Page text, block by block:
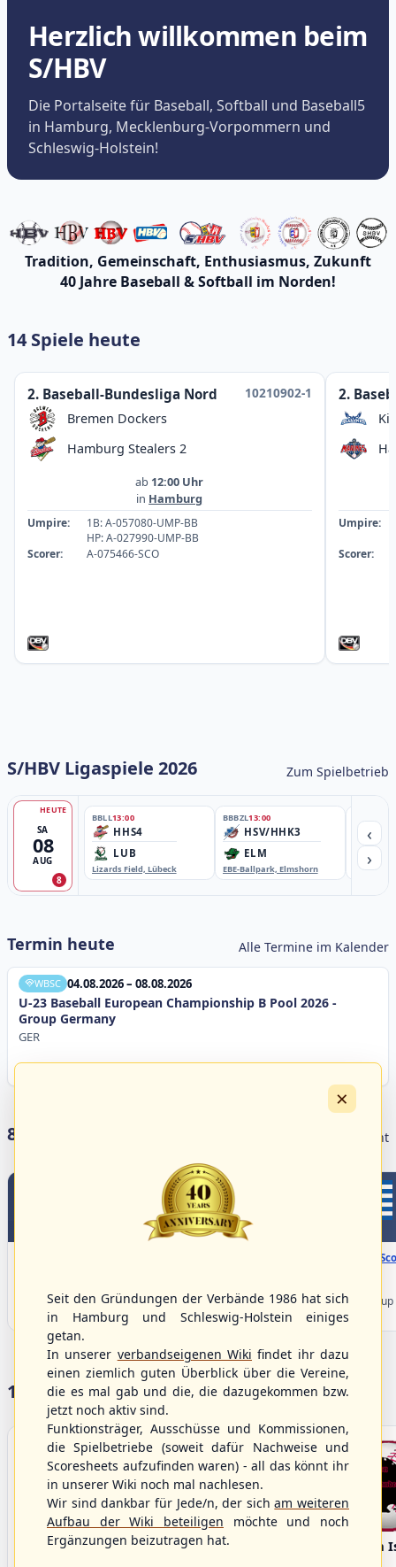
Herzlich willkommen beim
S/HBV
Die Portalseite für Baseball, Softball und Baseball5
in Hamburg, Mecklenburg-Vorpommern und
Schleswig-Holstein!
Tradition, Gemeinschaft, Enthusiasmus, Zukunft
40 Jahre Baseball & Softball im Norden!
14 Spiele heute
2. Baseball-Bundesliga Nord
10210902-1
Bremen Dockers
Hamburg Stealers 2
ab 12:00 Uhr
in Hamburg
Umpire:
1B: A-057080-UMP-BB
HP: A-027990-UMP-BB
Scorer:
A-075466-SCO
2.
Umpire:
Scorer:
S/HBV Ligaspiele 2026 Zum Spielbetrieb
SA
08
AUG
HEUTE
8
BBLL13:00
HHS4
LUB
Lizards Field, Lübeck
BBBZL13:00
HSV/HHK3
ELM
EBE-Ballpark, Elmshorn
‹
›
Termin heute Alle Termine im Kalender
WBSC 04.08.2026 – 08.08.2026
U-23 Baseball European Championship B Pool 2026 -
Group Germany
GER
8 Livestreams heute Livestream Übersicht
Championship B Pool 2026 - Group
Germany
WBSC Europe
Box-
Championship B Pool 2026 - Group
Spain
17 Vereine im S/HBV
Bargenstedt
Elmshorn Alligators Fehmarn
×
Seit den Gründungen der Verbände 1986 hat sich
in Hamburg und Schleswig-Holstein einiges
getan.
In unserer verbandseigenen Wiki findet ihr dazu
einen ziemlich guten Überblick über die Vereine,
die es mal gab und die, die dazugekommen bzw.
jetzt noch aktiv sind.
Funktionsträger, Ausschüsse und Kommissionen,
die Spielbetriebe (soweit dafür Nachweise und
Scoresheets aufzufinden waren) - all das könnt ihr
in unserer Wiki noch mal nachlesen.
Wir sind dankbar für Jede/n, der sicham weiteren
Aufbau der Wiki beteiligen möchte und noch
Ergänzungen beizutragen hat.